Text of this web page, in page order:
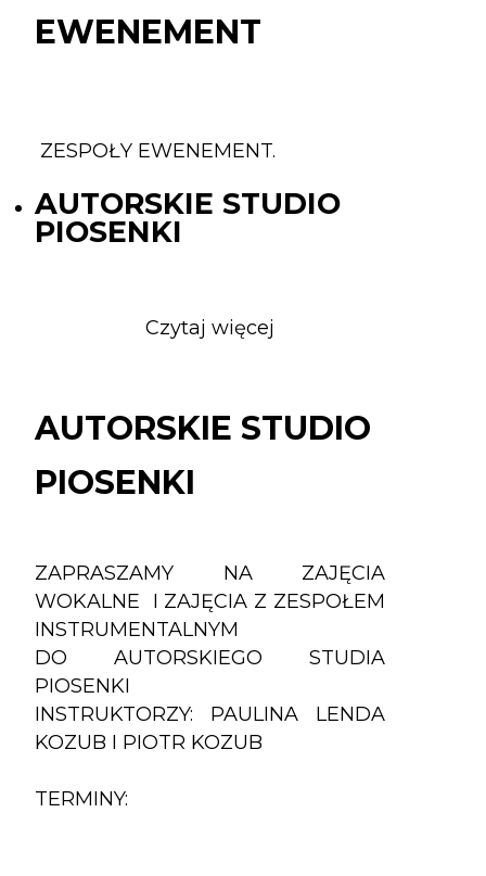
EWENEMENT
ZESPOŁY EWENEMENT.
AUTORSKIE STUDIO
PIOSENKI
Czytaj więcej
PIOSENKI
AUTORSKIE STUDIO
PIOSENKI
ZAPRASZAMY NA ZAJĘCIA
WOKALNE I ZAJĘCIA Z ZESPOŁEM
INSTRUMENTALNYM
DO AUTORSKIEGO STUDIA
PIOSENKI
INSTRUKTORZY: PAULINA LENDA
KOZUB I PIOTR KOZUB
TERMINY: